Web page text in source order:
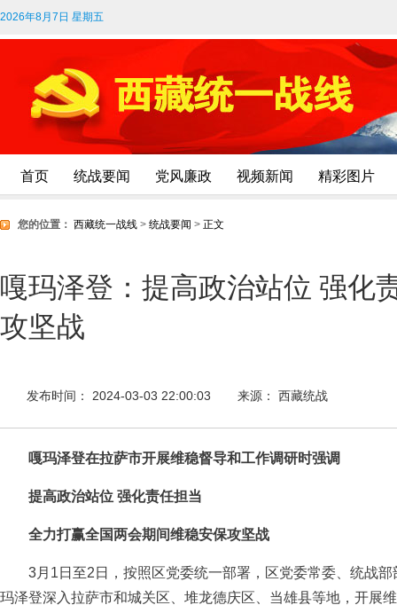
2026年8月7日 星期五
首页 统战要闻 党风廉政 视频新闻 精彩图片
您的位置： 西藏统一战线 > 统战要闻 > 正文
嘎玛泽登：提高政治站位 强化
攻坚战
发布时间： 2024-03-03 22:00:03 来源： 西藏统战
嘎玛泽登在拉萨市开展维稳督导和工作调研时强调
提高政治站位 强化责任担当
全力打赢全国两会期间维稳安保攻坚战
3月1日至2日，按照区党委统一部署，区党委常委、统战部
玛泽登深入拉萨市和城关区、堆龙德庆区、当雄县等地，开展